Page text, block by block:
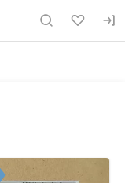
fishretail.ru